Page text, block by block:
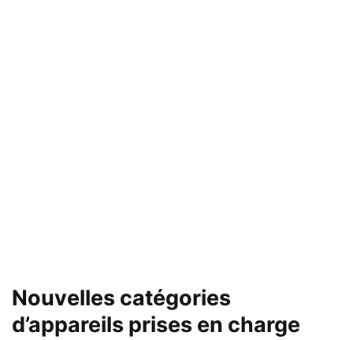
Nouvelles catégories
d’appareils prises en charge